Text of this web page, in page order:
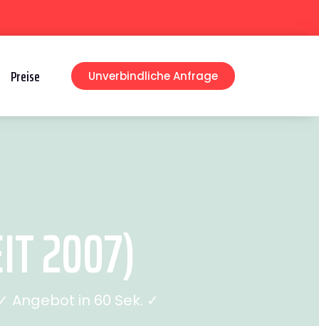
Preise Unverbindliche Anfrage
2007)
Angebot in 60 Sek. ✓